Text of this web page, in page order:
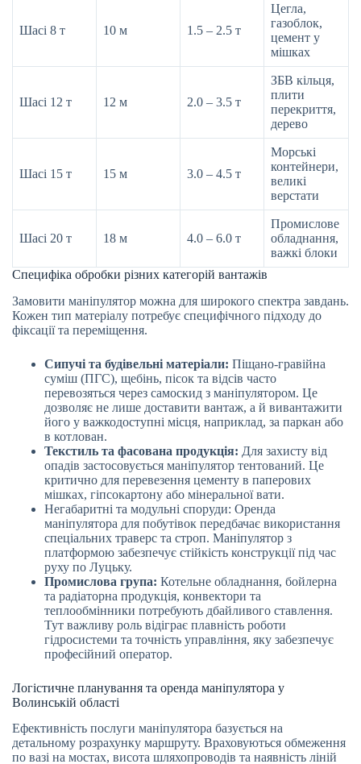
Шасі 8 т 10 м 1.5 – 2.5 т
Цегла,
газоблок,
цемент у
мішках
Шасі 12 т 12 м 2.0 – 3.5 т
ЗБВ кільця,
плити
перекриття,
дерево
Шасі 15 т 15 м 3.0 – 4.5 т
Морські
контейнери,
великі
верстати
Шасі 20 т 18 м 4.0 – 6.0 т
Промислове
обладнання,
важкі блоки
Специфіка обробки різних категорій вантажів
Замовити маніпулятор можна для широкого спектра завдань.
Кожен тип матеріалу потребує специфічного підходу до
фіксації та переміщення.
Сипучі та будівельні матеріали: Піщано-гравійна
суміш (ПГС), щебінь, пісок та відсів часто
перевозяться через самоскид з маніпулятором. Це
дозволяє не лише доставити вантаж, а й вивантажити
його у важкодоступні місця, наприклад, за паркан або
в котлован.
Текстиль та фасована продукція: Для захисту від
опадів застосовується маніпулятор тентований. Це
критично для перевезення цементу в паперових
мішках, гіпсокартону або мінеральної вати.
Негабаритні та модульні споруди: Оренда
маніпулятора для побутівок передбачає використання
спеціальних траверс та строп. Маніпулятор з
платформою забезпечує стійкість конструкції під час
руху по Луцьку.
Промислова група: Котельне обладнання, бойлерна
та радіаторна продукція, конвектори та
теплообмінники потребують дбайливого ставлення.
Тут важливу роль відіграє плавність роботи
гідросистеми та точність управління, яку забезпечує
професійний оператор.
Логістичне планування та оренда маніпулятора у
Волинській області
Ефективність послуги маніпулятора базується на
детальному розрахунку маршруту. Враховуються обмеження
по вазі на мостах, висота шляхопроводів та наявність ліній